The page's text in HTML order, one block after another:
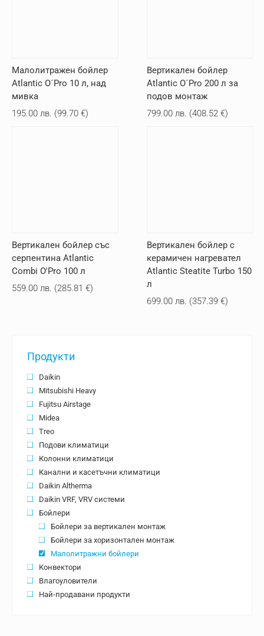
Малолитражен бойлер
Atlantic O´Pro 10 л, над
мивка
195.00 лв. (99.70 €)
Вертикален бойлер
Atlantic O´Pro 200 л за
подов монтаж
799.00 лв. (408.52 €)
Вертикален бойлер със
серпентина Atlantic
Combi O'Pro 100 л
559.00 лв. (285.81 €)
Вертикален бойлер с
керамичен нагревател
Atlantic Steatite Turbo 150
л
699.00 лв. (357.39 €)
Продукти
Daikin
Mitsubishi Heavy
Fujitsu Airstage
Midea
Treo
Подови климатици
Колонни климатици
Канални и касетъчни климатици
Daikin Altherma
Daikin VRF, VRV системи
Бойлери
Бойлери за вертикален монтаж
Бойлери за хоризонтален монтаж
Малолитражни бойлери
Конвектори
Влагоуловители
Най-продавани продукти